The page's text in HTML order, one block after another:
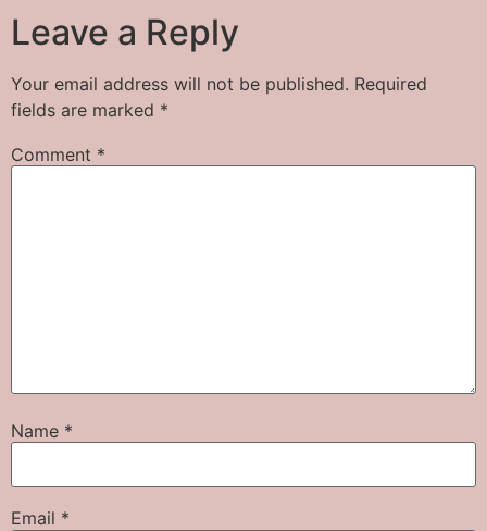
Leave a Reply
Your email address will not be published. Required
fields are marked *
Comment *
Name *
Email *